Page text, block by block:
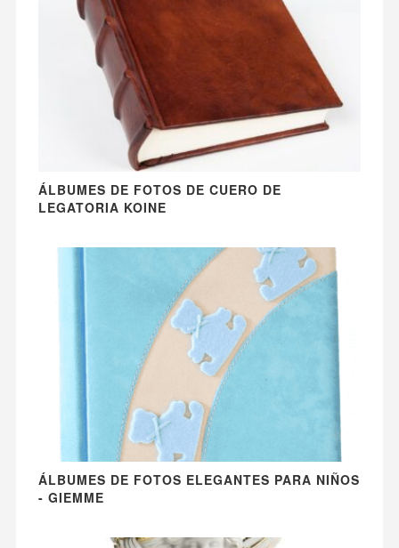
ÁLBUMES DE FOTOS DE CUERO DE
LEGATORIA KOINE
ÁLBUMES DE FOTOS ELEGANTES PARA NIÑOS
- GIEMME